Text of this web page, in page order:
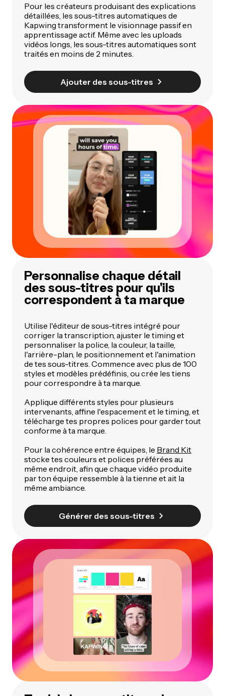
Pour les créateurs produisant des explications
détaillées, les sous-titres automatiques de
Kapwing transforment le visionnage passif en
apprentissage actif. Même avec les uploads
vidéos longs, les sous-titres automatiques sont
traités en moins de 2 minutes.
Ajouter des sous-titres
Personnalise chaque détail
des sous-titres pour qu'ils
correspondent à ta marque
Utilise l'éditeur de sous-titres intégré pour
corriger la transcription, ajuster le timing et
personnaliser la police, la couleur, la taille,
l'arrière-plan, le positionnement et l'animation
de tes sous-titres. Commence avec plus de 100
styles et modèles prédéfinis, ou crée les tiens
pour correspondre à ta marque.
Applique différents styles pour plusieurs
intervenants, affine l'espacement et le timing, et
télécharge tes propres polices pour garder tout
conforme à ta marque.
Pour la cohérence entre équipes, le Brand Kit
stocke tes couleurs et polices préférées au
même endroit, afin que chaque vidéo produite
par ton équipe ressemble à la tienne et ait la
même ambiance.
Générer des sous-titres